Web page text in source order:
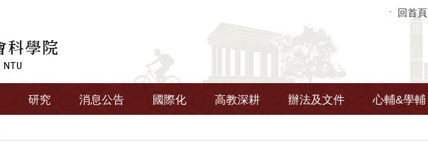
回首頁
研究 消息公告 國際化 高教深耕 辦法及文件 心輔&學輔